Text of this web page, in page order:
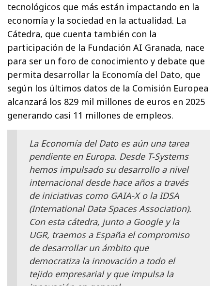
tecnológicos que más están impactando en la
economía y la sociedad en la actualidad. La
Cátedra, que cuenta también con la
participación de la Fundación AI Granada, nace
para ser un foro de conocimiento y debate que
permita desarrollar la Economía del Dato, que
según los últimos datos de la Comisión Europea
alcanzará los 829 mil millones de euros en 2025
generando casi 11 millones de empleos.
La Economía del Dato es aún una tarea
pendiente en Europa. Desde T-Systems
hemos impulsado su desarrollo a nivel
internacional desde hace años a través
de iniciativas como GAIA-X o la IDSA
(International Data Spaces Association).
Con esta cátedra, junto a Google y la
UGR, traemos a España el compromiso
de desarrollar un ámbito que
democratiza la innovación a todo el
tejido empresarial y que impulsa la